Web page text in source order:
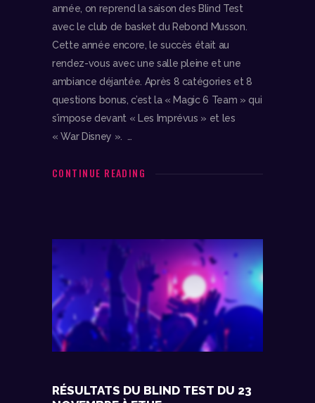
année, on reprend la saison des Blind Test
avec le club de basket du Rebond Musson.
Cette année encore, le succès était au
rendez-vous avec une salle pleine et une
ambiance déjantée. Après 8 catégories et 8
questions bonus, c’est la « Magic 6 Team » qui
s’impose devant « Les Imprévus » et les
« War Disney ». …
CONTINUE READING
RÉSULTATS DU BLIND TEST DU 23